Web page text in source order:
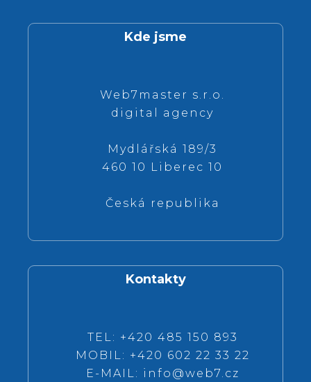
Kde jsme
Web7master s.r.o.
digital agency
Mydlářská 189/3
460 10 Liberec 10
Česká republika
Kontakty
TEL: +420 485 150 893
MOBIL: +420 602 22 33 22
E-MAIL: info@web7.cz